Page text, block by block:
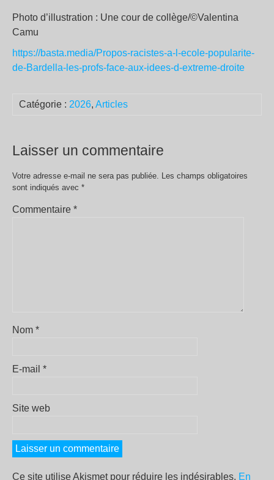
Photo d’illustration : Une cour de collège/©Valentina
Camu
https://basta.media/Propos-racistes-a-l-ecole-popularite-
de-Bardella-les-profs-face-aux-idees-d-extreme-droite
Catégorie : 2026, Articles
Laisser un commentaire
Votre adresse e-mail ne sera pas publiée. Les champs obligatoires
sont indiqués avec *
Commentaire *
Nom *
E-mail *
Site web
Ce site utilise Akismet pour réduire les indésirables. En